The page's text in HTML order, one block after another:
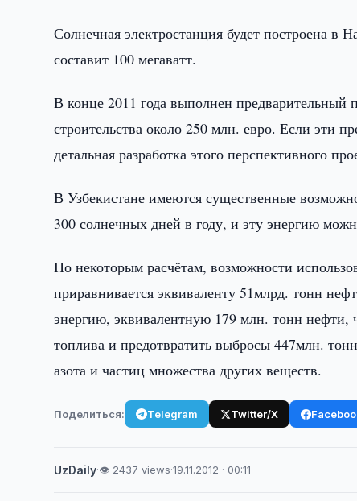
Солнечная электростанция будет построена в
составит 100 мегаватт.
В конце 2011 года выполнен предварительный
строительства около 250 млн. евро. Если эти
детальная разработка этого перспективного
В Узбекистане имеются существенные
300 солнечных дней в году, и эту энергию
По некоторым расчётам, возможности
приравнивается эквиваленту 51млрд. тонн
энергию, эквивалентную 179 млн. тонн нефти,
топлива и предотвратить выбросы 447млн.
азота и частиц множества других веществ.
Поделиться: Telegram Twitter/X
UzDaily·👁 2437 views·19.11.2012 · 00:11